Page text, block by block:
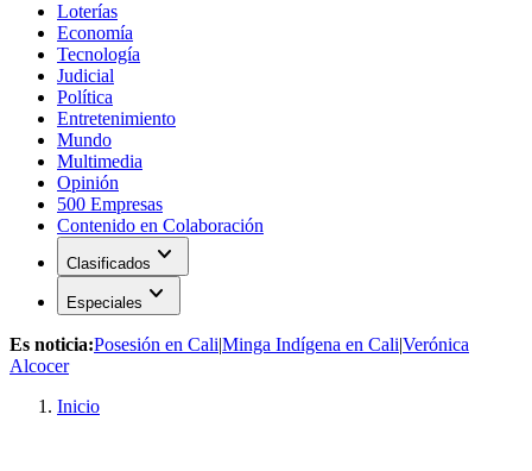
Loterías
Economía
Tecnología
Judicial
Política
Entretenimiento
Mundo
Multimedia
Opinión
500 Empresas
Contenido en Colaboración
Clasificados expand_more
Especiales expand_more
Es noticia:Posesión en Cali|Minga Indígena en Cali|Verónica
Alcocer
Inicio